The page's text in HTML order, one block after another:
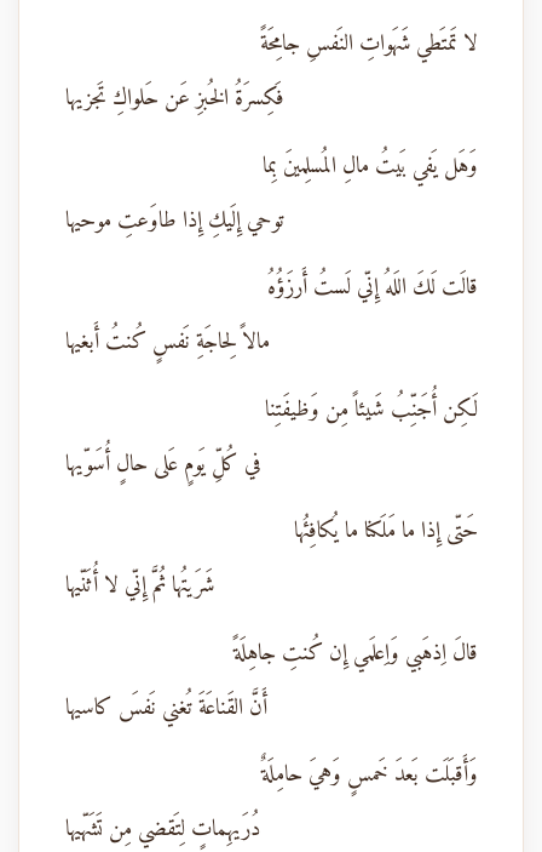
لا تَمتَطي شَهَواتِ النَفسِ جامِحَةً
فَكِسرَةُ الخُبزِ عَن حَلواكِ تَجزيها
وَهَل يَفي بَيتُ مالِ المُسلِمينَ بِما
توحي إِلَيكِ إِذا طاوَعتِ موحيها
قالَت لَكَ اللَهُ إِنّي لَستُ أَرزَؤُهُ
مالاً لِحاجَةِ نَفسٍ كُنتُ أَبغيها
لَكِن أُجَنِّبُ شَيئاً مِن وَظيفَتِنا
في كُلِّ يَومٍ عَلى حالٍ أُسَوّيها
حَتّى إِذا ما مَلَكنا ما يُكافِئُها
شَرَيتُها ثُمَّ إِنّي لا أُثَنّيها
قالَ اِذهَبي وَاِعلَمي إِن كُنتِ جاهِلَةً
أَنَّ القَناعَةَ تُغني نَفسَ كاسيها
وَأَقبَلَت بَعدَ خَمسٍ وَهيَ حامِلَةٌ
دُرَيهِماتٍ لِتَقضي مِن تَشَهّيها